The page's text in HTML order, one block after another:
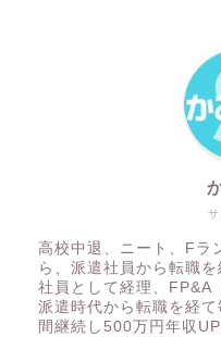
高校中退、ニート、Fラ
ら、派遣社員から転職
社員として経理、FP&A
派遣時代から転職を経
間継続し500万円年収